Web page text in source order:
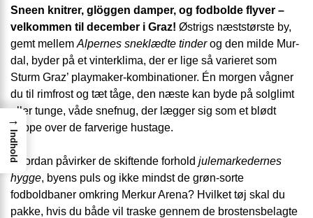
Sneen knitrer, glöggen damper, og fodbolde flyver –
velkommen til december i Graz! Østrigs næststørste by,
gemt mellem Alpernes sneklædte tinderog den milde Mur-
dal, byder på et vinterklima, der er lige så varieret som
Sturm Graz’ playmaker-kombinationer. Én morgen vågner
du til rimfrost og tæt tåge, den næste kan byde på solglimt
eller tunge, våde snefnug, der lægger sig som et blødt
tæppe over de farverige hustage.
Hvordan påvirker de skiftende forhold julemarkedernes
hygge, byens puls og ikke mindst de grøn-sorte
fodboldbaner omkring Merkur Arena? Hvilket tøj skal du
pakke, hvis du både vil traske gennem de brostensbelagte
→
Indhold